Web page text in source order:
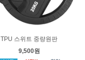
TPU 스위트 중량원판
9,500원